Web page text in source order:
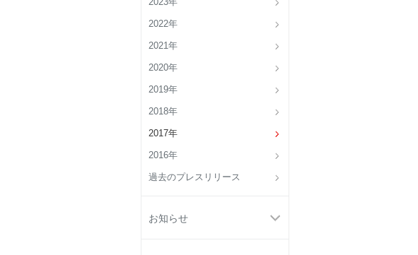
2023年
2022年
2021年
2020年
2019年
2018年
2017年
2016年
過去のプレスリリース
お知らせ